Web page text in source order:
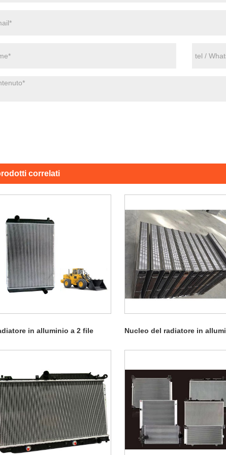
correlati
in alluminio a 2 file Nucleo del radiatore in